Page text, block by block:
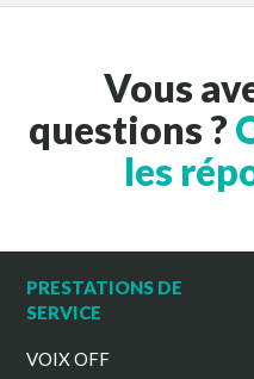
Vous
questions ?
les
PRESTATIONS DE
SERVICE
VOIX OFF